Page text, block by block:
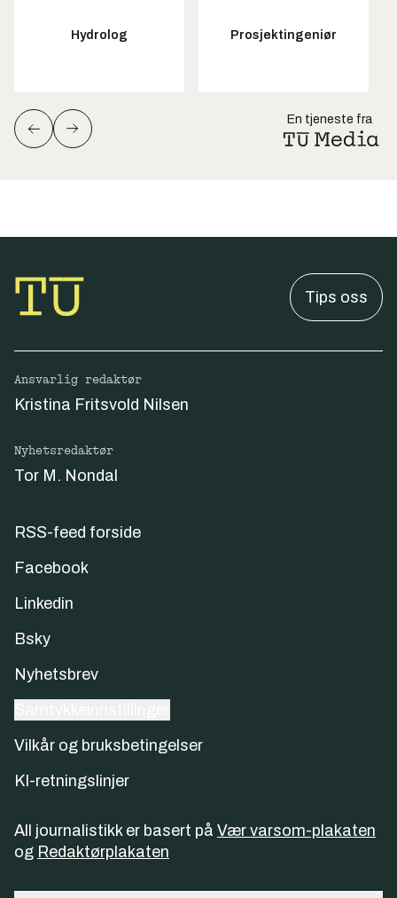
Hydrolog Prosjektingeniør
En tjeneste fra
Tips oss
Ansvarlig redaktør
Kristina Fritsvold Nilsen
Nyhetsredaktør
Tor M. Nondal
RSS-feed forside
Facebook
Linkedin
Bsky
Nyhetsbrev
Vilkår og bruksbetingelser
KI-retningslinjer
All journalistikk er basert på Vær varsom-plakaten
og Redaktørplakaten